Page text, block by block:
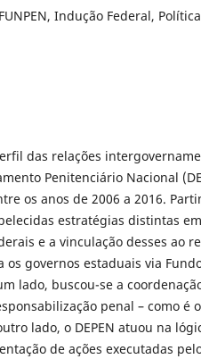
Indução Federal,
das relações
Penitenciário Nacional
os anos de 2006 a 2016.
estratégias distintas
e a vinculação desses ao
os governos estaduais via
lado, buscou-se a
penal – como é
lado, o DEPEN atuou na
de ações executadas